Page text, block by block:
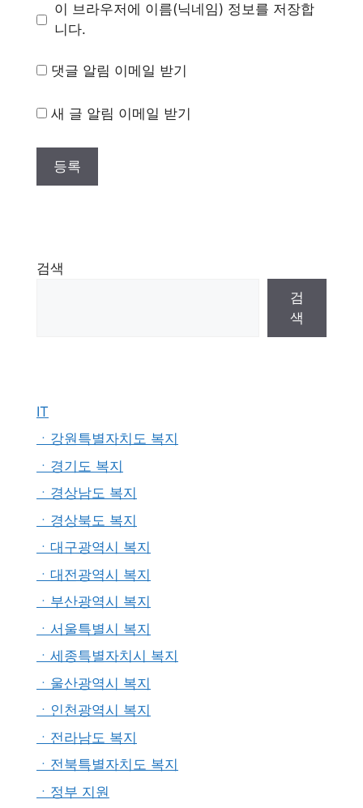
이 브라우저에 이름(닉네임) 정보를 저장합
니다.
댓글 알림 이메일 받기
새 글 알림 이메일 받기
검색
검
색
IT
ㆍ강원특별자치도 복지
ㆍ경기도 복지
ㆍ경상남도 복지
ㆍ경상북도 복지
ㆍ대구광역시 복지
ㆍ대전광역시 복지
ㆍ부산광역시 복지
ㆍ서울특별시 복지
ㆍ세종특별자치시 복지
ㆍ울산광역시 복지
ㆍ인천광역시 복지
ㆍ전라남도 복지
ㆍ전북특별자치도 복지
ㆍ정부 지원